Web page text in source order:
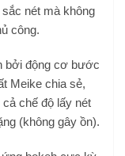
nét mà không
công.
bởi động cơ bước
Meike chia sẻ,
chế độ lấy nét
(không gây ồn).